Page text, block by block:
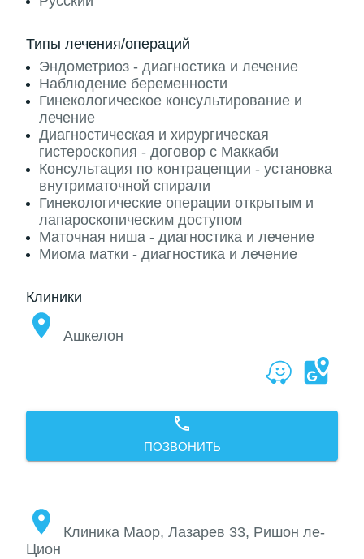
Типы лечения/операций
Эндометриоз - диагностика и лечение
Наблюдение беременности
Гинекологическое консультирование и
лечение
Диагностическая и хирургическая
гистероскопия - договор с Маккаби
Консультация по контрацепции - установка
внутриматочной спирали
Гинекологические операции открытым и
лапароскопическим доступом
Маточная ниша - диагностика и лечение
Миома матки - диагностика и лечение
Клиники
Ашкелон
ПОЗВОНИТЬ
Клиника Маор, Лазарев 33, Ришон ле-
Цион